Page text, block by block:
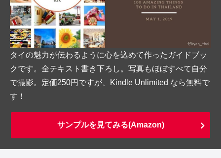
タイの魅力が伝わるように心を込めて作ったガイドブッ
クです。全テキスト書き下ろし。写真もほぼすべて自分
で撮影。定価250円ですが、Kindle Unlimited なら無料で
す！
サンプルを見てみる(Amazon)